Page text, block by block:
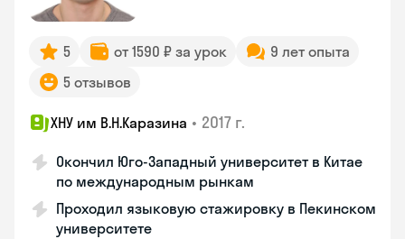
5 от 1590 ₽ за урок
9 лет опыта
5 отзывов
ХНУ им В.Н.Каразина • 2017 г.
Окончил Юго-Западный университет в Китае
по международным рынкам
Проходил языковую стажировку в Пекинском
университете